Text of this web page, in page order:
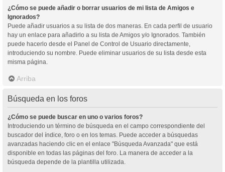
¿Cómo se puede añadir o borrar usuarios de mi lista de Amigos e
Ignorados?
Puede añadir usuarios a su lista de dos maneras. En cada perfil de usuario
hay un enlace para añadirlo a su lista de Amigos y/o Ignorados. También
puede hacerlo desde el Panel de Control de Usuario directamente,
introduciendo su nombre. Puede eliminar usuarios de su lista desde esta
misma página.
Arriba
Búsqueda en los foros
¿Cómo se puede buscar en uno o varios foros?
Introduciendo un término de búsqueda en el campo correspondiente del
buscador del índice, foro o en los temas. Puede acceder a búsquedas
avanzadas haciendo clic en el enlace "Búsqueda Avanzada" que está
disponible en todas las páginas del foro. La manera de acceder a la
búsqueda depende de la plantilla utilizada.